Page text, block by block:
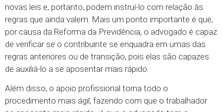
novas leis e, portanto, podem instruí-lo com relação às
regras que ainda valem. Mais um ponto importante é que,
por causa da Reforma da Previdência, o advogado é capaz
de verificar se o contribuinte se enquadra em umas das
regras anteriores ou de transição, pois elas são capazes
de auxiliá-lo a se aposentar mais rápido.
Além disso, o apoio profissional torna todo o
procedimento mais ágil, fazendo com que o trabalhador